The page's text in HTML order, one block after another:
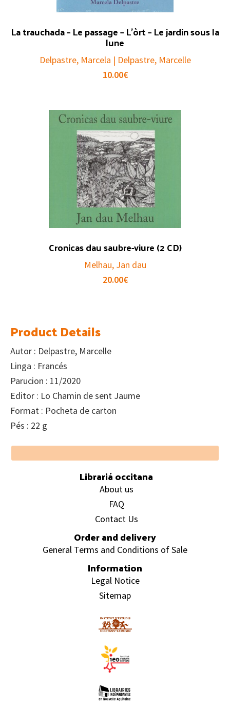
La trauchada – Le passage – L’òrt – Le jardin sous la
lune
Delpastre, Marcela | Delpastre, Marcelle
10.00€
Cronicas dau saubre-viure (2 CD)
Melhau, Jan dau
20.00€
Product Details
Autor : Delpastre, Marcelle
Linga : Francés
Parucion : 11/2020
Editor : Lo Chamin de sent Jaume
Format : Pocheta de carton
Pés : 22 g
Footer
Librariá occitana
About us
FAQ
Contact Us
Order and delivery
General Terms and Conditions of Sale
Information
Legal Notice
Sitemap